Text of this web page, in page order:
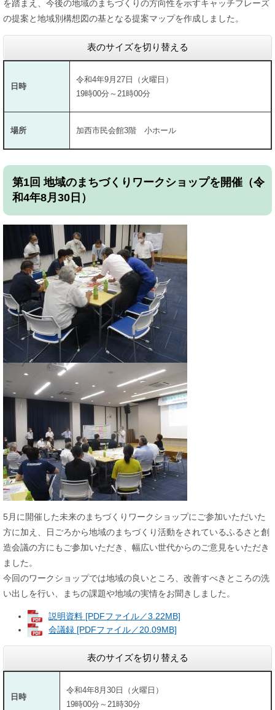
を踏まえ、今後の地域のまちづくりの方向性を示すキャッチフレーズ
の提案と地域別構想図の基となる提案マップを作成しました。
表のサイズを切り替える
日時
令和4年9月27日（火曜日）
19時00分～21時00分
場所 加西市民会館3階 小ホール
第1回 地域のまちづくりワークショップを開催（令
和4年8月30日）
5月に開催した未来のまちづくりワークショップにご参加いただいた
方に加え、日ごろから地域のまちづくり活動をされているふるさと創
造会議の方にもご参加いただき、幅広い世代からのご意見をいただき
ました。
今回のワークショップでは地域の良いところ、改善すべきところの洗
い出しを行い、まちの課題や地域の実情をお聞きしました。
説明資料 [PDFファイル／3.22MB]
会議録 [PDFファイル／20.09MB]
表のサイズを切り替える
日時
令和4年8月30日（火曜日）
19時00分～21時30分